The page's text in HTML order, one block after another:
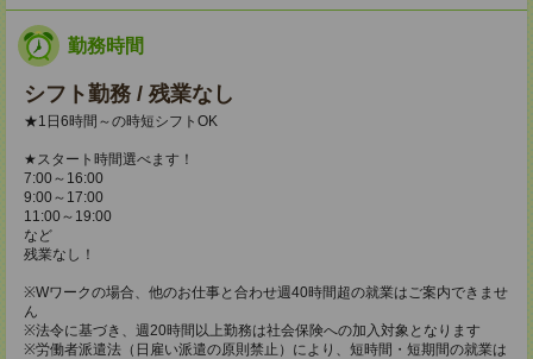
勤務時間
シフト勤務 / 残業なし
★1日6時間～の時短シフトOK
★スタート時間選べます！
7:00～16:00
9:00～17:00
11:00～19:00
など
残業なし！
※Wワークの場合、他のお仕事と合わせ週40時間超の就業はご案内できませ
ん
※法令に基づき、週20時間以上勤務は社会保険への加入対象となります
※労働者派遣法（日雇い派遣の原則禁止）により、短時間・短期間の就業は